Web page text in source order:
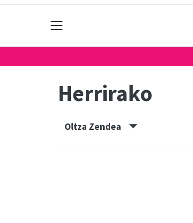
Herrirako
Oltza Zendea